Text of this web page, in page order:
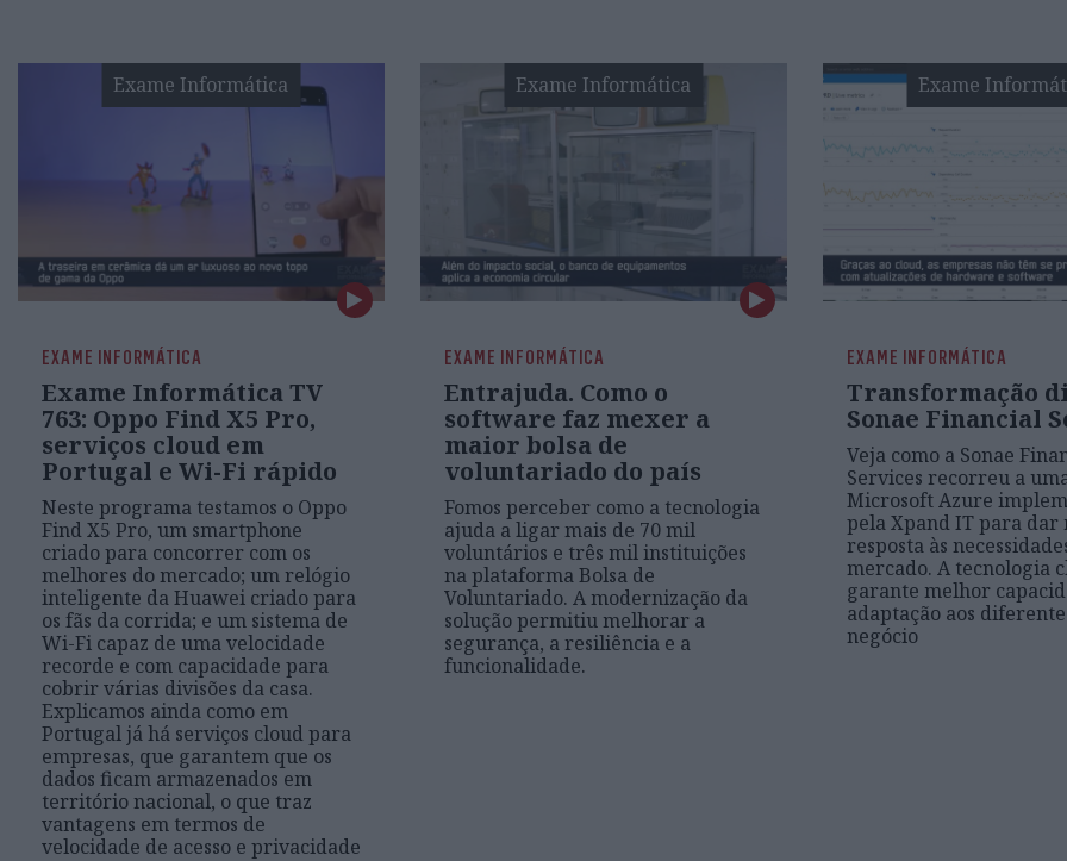
Exame Informática
EXAME INFORMÁTICA
Exame Informática TV
763: Oppo Find X5 Pro,
serviços cloud em
Portugal e Wi-Fi rápido
Neste programa testamos o Oppo
Find X5 Pro, um smartphone
criado para concorrer com os
melhores do mercado; um relógio
inteligente da Huawei criado para
os fãs da corrida; e um sistema de
Wi-Fi capaz de uma velocidade
recorde e com capacidade para
cobrir várias divisões da casa.
Explicamos ainda como em
Portugal já há serviços cloud para
empresas, que garantem que os
dados ficam armazenados em
território nacional, o que traz
vantagens em termos de
velocidade de acesso e privacidade
Exame Informática
EXAME INFORMÁTICA
Entrajuda. Como o
software faz mexer a
maior bolsa de
voluntariado do país
Fomos perceber como a tecnologia
ajuda a ligar mais de 70 mil
voluntários e três mil instituições
na plataforma Bolsa de
Voluntariado. A modernização da
solução permitiu melhorar a
segurança, a resiliência e a
funcionalidade.
Exame
EXAME INFORMÁTICA
Transformação
Sonae Financial
Veja como a Sonae
Services recorreu a
Microsoft Azure
pela Xpand IT para dar
resposta às
mercado. A tecnologia
garante melhor
adaptação aos
negócio